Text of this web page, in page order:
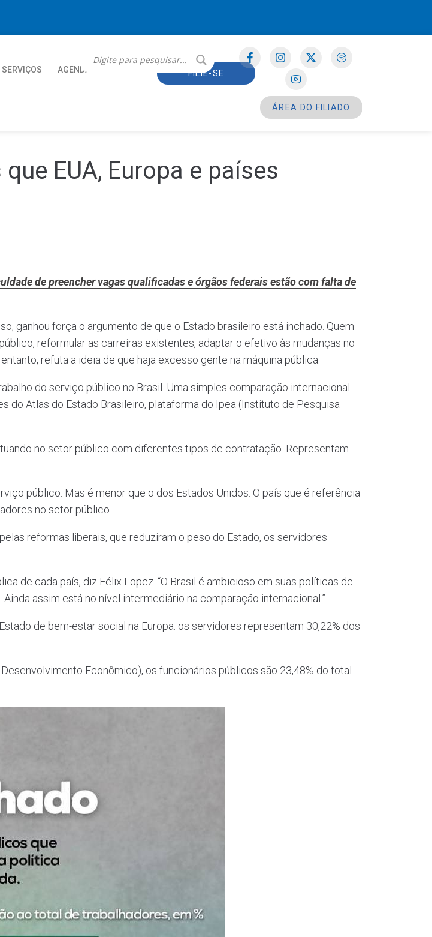
SERVIÇOS AGENDA FILIE-SE
ÁREA DO FILIADO
EUA, Europa e países
de preencher vagas qualificadas e órgãos federais estão com falta de
ganhou força o argumento de que o Estado brasileiro está inchado. Quem
reformular as carreiras existentes, adaptar o efetivo às mudanças no
refuta a ideia de que haja excesso gente na máquina pública.
do serviço público no Brasil. Uma simples comparação internacional
do Atlas do Estado Brasileiro, plataforma do Ipea (Instituto de Pesquisa
no setor público com diferentes tipos de contratação. Representam
público. Mas é menor que o dos Estados Unidos. O país que é referência
no setor público.
reformas liberais, que reduziram o peso do Estado, os servidores
de cada país, diz Félix Lopez. “O Brasil é ambicioso em suas políticas de
assim está no nível intermediário na comparação internacional.”
de bem-estar social na Europa: os servidores representam 30,22% dos
Econômico), os funcionários públicos são 23,48% do total